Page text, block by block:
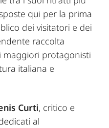
qui per la prima
dei visitatori e dei
raccolta
maggiori protagonisti
italiana e
Curti, critico e
al